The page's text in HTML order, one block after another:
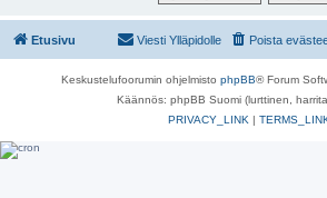
Etusivu Poista
Viesti Ylläpidolle
Keskustelufoorumin ohjelmisto phpBB® Forum
Käännös: phpBB Suomi (lurttinen,
PRIVACY_LINK |